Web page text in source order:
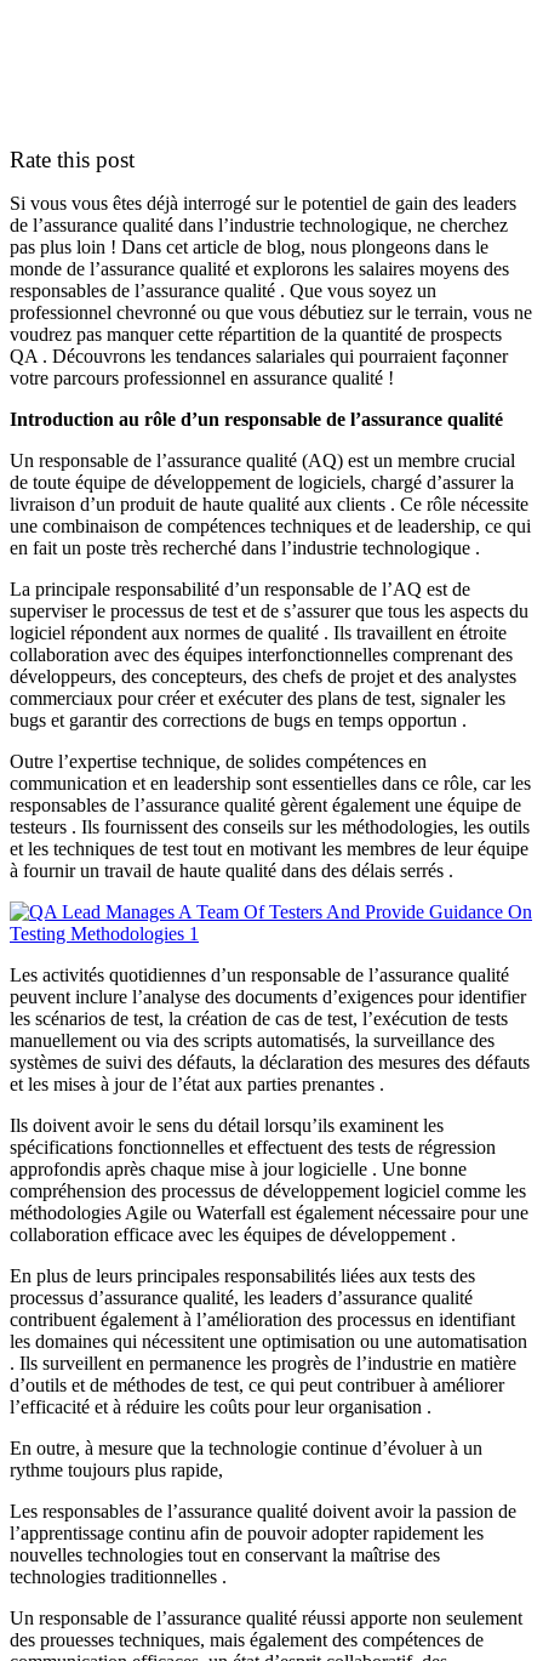
Rate this post
Si vous vous êtes déjà interrogé sur le potentiel de gain des leaders
de l’assurance qualité dans l’industrie technologique, ne cherchez
pas plus loin ! Dans cet article de blog, nous plongeons dans le
monde de l’assurance qualité et explorons les salaires moyens des
responsables de l’assurance qualité . Que vous soyez un
professionnel chevronné ou que vous débutiez sur le terrain, vous ne
voudrez pas manquer cette répartition de la quantité de prospects
QA . Découvrons les tendances salariales qui pourraient façonner
votre parcours professionnel en assurance qualité !
Introduction au rôle d’un responsable de l’assurance qualité
Un responsable de l’assurance qualité (AQ) est un membre crucial
de toute équipe de développement de logiciels, chargé d’assurer la
livraison d’un produit de haute qualité aux clients . Ce rôle nécessite
une combinaison de compétences techniques et de leadership, ce qui
en fait un poste très recherché dans l’industrie technologique .
La principale responsabilité d’un responsable de l’AQ est de
superviser le processus de test et de s’assurer que tous les aspects du
logiciel répondent aux normes de qualité . Ils travaillent en étroite
collaboration avec des équipes interfonctionnelles comprenant des
développeurs, des concepteurs, des chefs de projet et des analystes
commerciaux pour créer et exécuter des plans de test, signaler les
bugs et garantir des corrections de bugs en temps opportun .
Outre l’expertise technique, de solides compétences en
communication et en leadership sont essentielles dans ce rôle, car les
responsables de l’assurance qualité gèrent également une équipe de
testeurs . Ils fournissent des conseils sur les méthodologies, les outils
et les techniques de test tout en motivant les membres de leur équipe
à fournir un travail de haute qualité dans des délais serrés .
Les activités quotidiennes d’un responsable de l’assurance qualité
peuvent inclure l’analyse des documents d’exigences pour identifier
les scénarios de test, la création de cas de test, l’exécution de tests
manuellement ou via des scripts automatisés, la surveillance des
systèmes de suivi des défauts, la déclaration des mesures des défauts
et les mises à jour de l’état aux parties prenantes .
Ils doivent avoir le sens du détail lorsqu’ils examinent les
spécifications fonctionnelles et effectuent des tests de régression
approfondis après chaque mise à jour logicielle . Une bonne
compréhension des processus de développement logiciel comme les
méthodologies Agile ou Waterfall est également nécessaire pour une
collaboration efficace avec les équipes de développement .
En plus de leurs principales responsabilités liées aux tests des
processus d’assurance qualité, les leaders d’assurance qualité
contribuent également à l’amélioration des processus en identifiant
les domaines qui nécessitent une optimisation ou une automatisation
. Ils surveillent en permanence les progrès de l’industrie en matière
d’outils et de méthodes de test, ce qui peut contribuer à améliorer
l’efficacité et à réduire les coûts pour leur organisation .
En outre, à mesure que la technologie continue d’évoluer à un
rythme toujours plus rapide,
Les responsables de l’assurance qualité doivent avoir la passion de
l’apprentissage continu afin de pouvoir adopter rapidement les
nouvelles technologies tout en conservant la maîtrise des
technologies traditionnelles .
Un responsable de l’assurance qualité réussi apporte non seulement
des prouesses techniques, mais également des compétences de